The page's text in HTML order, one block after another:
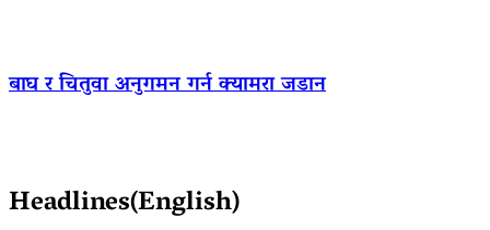
बाघ र चितुवा अनुगमन गर्न क्यामरा जडान
Headlines(English)